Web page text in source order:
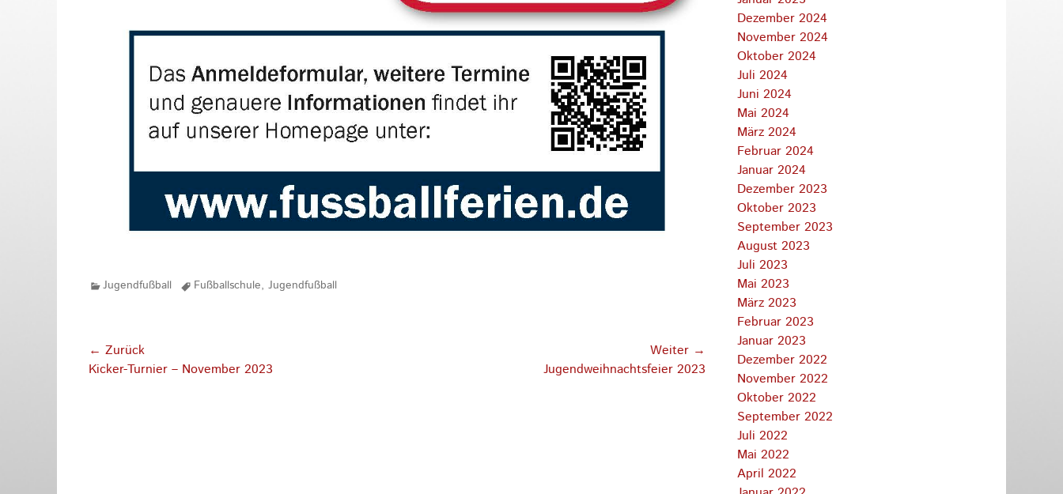
Kategorien
Jugendfußball TagsFußballschule, Jugendfußball
Beitragsnavigation
← Zurück
Vorhergehender
Kicker-Turnier – November 2023
Weiter →
Jugendweihnachtsfeier 2023
Dezember 2024
November 2024
Oktober 2024
Juli 2024
Juni 2024
Mai 2024
März 2024
Februar 2024
Januar 2024
Dezember 2023
Oktober 2023
September 2023
August 2023
Juli 2023
Mai 2023
März 2023
Februar 2023
Januar 2023
Dezember 2022
November 2022
Oktober 2022
September 2022
Juli 2022
Mai 2022
April 2022